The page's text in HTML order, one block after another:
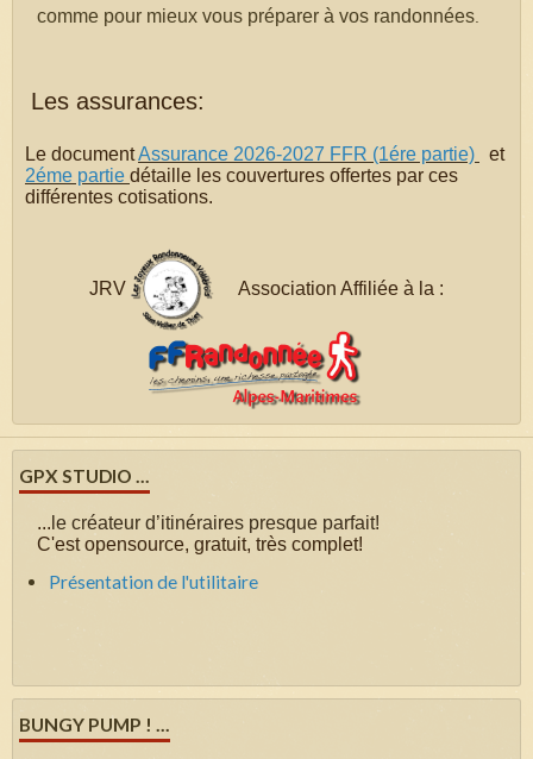
comme pour mieux vous préparer à vos randonnées
Les assurances:
Le documentAssurance 2026-2027 FFR (1ére partie)
et
2éme partie détaille les couvertures offertes par ces
différentes cotisations.
JRV Association Affiliée à la :
GPX STUDIO ...
... le créateur d’itinéraires presque parfait!
C'est opensource, gratuit, très complet!
Présentation de l'utilitaire
BUNGY PUMP ! ...